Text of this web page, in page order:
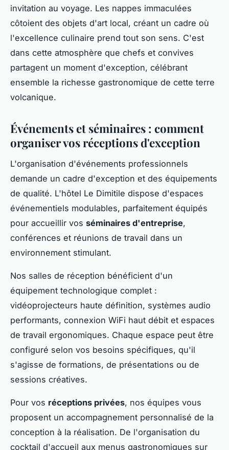
invitation au voyage. Les nappes immaculées
côtoient des objets d'art local, créant un cadre où
l'excellence culinaire prend tout son sens. C'est
dans cette atmosphère que chefs et convives
partagent un moment d'exception, célébrant
ensemble la richesse gastronomique de cette terre
volcanique.
Événements et séminaires : comment
organiser vos réceptions d'exception
L'organisation d'événements professionnels
demande un cadre d'exception et des équipements
de qualité. L'hôtel Le Dimitile dispose d'espaces
événementiels modulables, parfaitement équipés
pour accueillir vos séminaires d'entreprise,
conférences et réunions de travail dans un
environnement stimulant.
Nos salles de réception bénéficient d'un
équipement technologique complet :
vidéoprojecteurs haute définition, systèmes audio
performants, connexion WiFi haut débit et espaces
de travail ergonomiques. Chaque espace peut être
configuré selon vos besoins spécifiques, qu'il
s'agisse de formations, de présentations ou de
sessions créatives.
Pour vos réceptions privées, nos équipes vous
proposent un accompagnement personnalisé de la
conception à la réalisation. De l'organisation du
cocktail d'accueil aux menus gastronomiques sur